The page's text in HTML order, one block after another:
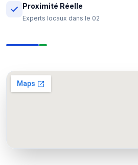
Proximité Réelle
Experts locaux dans le 02